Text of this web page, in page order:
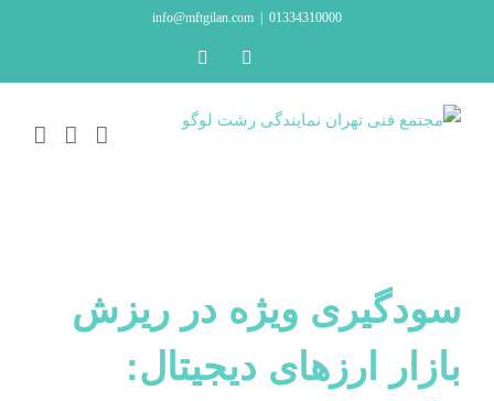
01334310000
info@mftgilan.com
Instagram
سودگیری ویژه در ریزش
بازار ارزهای دیجیتال: